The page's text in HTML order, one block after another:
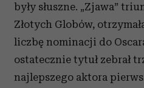
były słuszne. „Zjawa”
Złotych Globów,
liczbę nominacji do
ostatecznie tytuł zebrał
najlepszego aktora